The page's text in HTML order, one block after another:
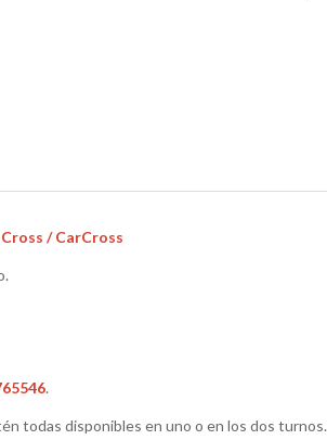
/ CarCross
.
todas disponibles en uno o en los dos turnos.